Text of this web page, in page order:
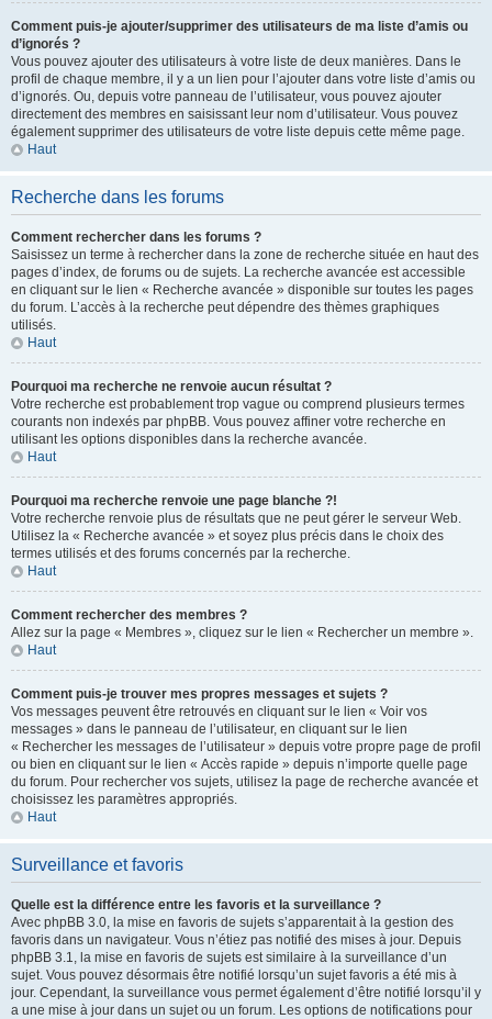
Comment puis-je ajouter/supprimer des utilisateurs de ma liste d’amis ou
d’ignorés ?
Vous pouvez ajouter des utilisateurs à votre liste de deux manières. Dans le
profil de chaque membre, il y a un lien pour l’ajouter dans votre liste d’amis ou
d’ignorés. Ou, depuis votre panneau de l’utilisateur, vous pouvez ajouter
directement des membres en saisissant leur nom d’utilisateur. Vous pouvez
également supprimer des utilisateurs de votre liste depuis cette même page.
Haut
Recherche dans les forums
Comment rechercher dans les forums ?
Saisissez un terme à rechercher dans la zone de recherche située en haut des
pages d’index, de forums ou de sujets. La recherche avancée est accessible
en cliquant sur le lien « Recherche avancée » disponible sur toutes les pages
du forum. L’accès à la recherche peut dépendre des thèmes graphiques
utilisés.
Haut
Pourquoi ma recherche ne renvoie aucun résultat ?
Votre recherche est probablement trop vague ou comprend plusieurs termes
courants non indexés par phpBB. Vous pouvez affiner votre recherche en
utilisant les options disponibles dans la recherche avancée.
Haut
Pourquoi ma recherche renvoie une page blanche ?!
Votre recherche renvoie plus de résultats que ne peut gérer le serveur Web.
Utilisez la « Recherche avancée » et soyez plus précis dans le choix des
termes utilisés et des forums concernés par la recherche.
Haut
Comment rechercher des membres ?
Allez sur la page « Membres », cliquez sur le lien « Rechercher un membre ».
Haut
Comment puis-je trouver mes propres messages et sujets ?
Vos messages peuvent être retrouvés en cliquant sur le lien « Voir vos
messages » dans le panneau de l’utilisateur, en cliquant sur le lien
« Rechercher les messages de l’utilisateur » depuis votre propre page de profil
ou bien en cliquant sur le lien « Accès rapide » depuis n’importe quelle page
du forum. Pour rechercher vos sujets, utilisez la page de recherche avancée et
choisissez les paramètres appropriés.
Haut
Surveillance et favoris
Quelle est la différence entre les favoris et la surveillance ?
Avec phpBB 3.0, la mise en favoris de sujets s’apparentait à la gestion des
favoris dans un navigateur. Vous n’étiez pas notifié des mises à jour. Depuis
phpBB 3.1, la mise en favoris de sujets est similaire à la surveillance d’un
sujet. Vous pouvez désormais être notifié lorsqu’un sujet favoris a été mis à
jour. Cependant, la surveillance vous permet également d’être notifié lorsqu’il y
a une mise à jour dans un sujet ou un forum. Les options de notifications pour